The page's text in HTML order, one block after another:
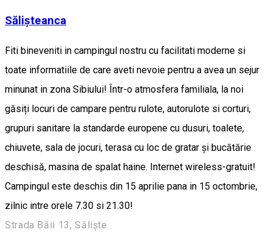
Sălișteanca
Fiti bineveniti in campingul nostru cu facilitati moderne si
toate informatiile de care aveti nevoie pentru a avea un sejur
minunat in zona Sibiului! Într-o atmosfera familiala, la noi
găsiți locuri de campare pentru rulote, autorulote si corturi,
grupuri sanitare la standarde europene cu dusuri, toalete,
chiuvete, sala de jocuri, terasa cu loc de gratar și bucătărie
deschisă, masina de spalat haine. Internet wireless-gratuit!
Campingul este deschis din 15 aprilie pana in 15 octombrie,
zilnic intre orele 7.30 si 21.30!
Strada Băii 13, Săliște